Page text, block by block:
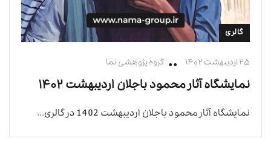
گالری
۲۵ اردیبهشت ۱۴۰۲ گروه پژوهشی نما
نمایشگاه آثار محمود باجلان اردیبهشت ۱۴۰۲‎‎
نمایشگاه آثار محمود باجلان اردیبهشت 1402 در گالری...